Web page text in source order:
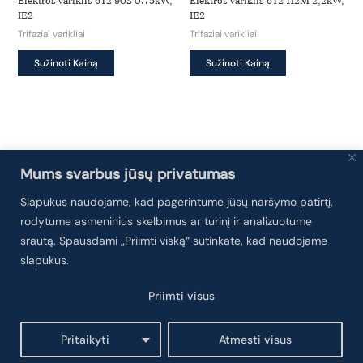
Mums svarbus jūsų privatumas
Slapukus naudojame, kad pagerintume jūsų naršymo patirtį,
rodytume asmeninius skelbimus ar turinį ir analizuotume
srautą. Spausdami „Priimti viską“ sutinkate, kad naudojame
slapukus.
Pritaikyti Atmesti visus
Priimti visus
the
the
IE2
Trifaziai varikliai
Sužinoti Kainą
This
The
options
may
be
chosen
on
IE2
Trifaziai varikliai
Sužinoti Kainą
This
The
be
chosen
on
Paskyra
Privatumo politika